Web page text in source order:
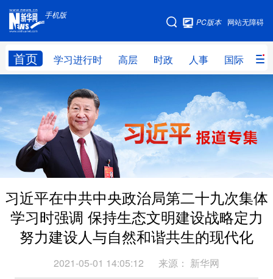
手机版
网站无障碍
PC版本
首页 学习进行时 高层 时政 人事 国际 财
手机版
网站地图
学习进行时 高层 人事
国际 财经 网评 港澳
台湾 思客智库 全球连线 教育
科技 科创 量子
文化 书画 健康 军事
访谈 视频 图片 政务
法律 中央文件 金融 汽车
人居 信息化 数字经济
习近平在中共中央政治局第二十九次集体
学习时强调 保持生态文明建设战略定力
努力建设人与自然和谐共生的现代化
2021-05-01 14:05:12 来源： 新华网